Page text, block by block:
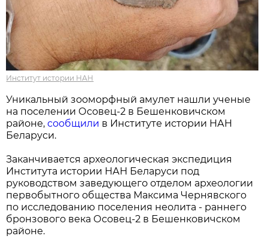
Институт истории НАН
Уникальный зооморфный амулет нашли ученые
на поселении Осовец-2 в Бешенковичском
районе,сообщили в Институте истории НАН
Беларуси.
Заканчивается археологическая экспедиция
Института истории НАН Беларуси под
руководством заведующего отделом археологии
первобытного общества Максима Чернявского
по исследованию поселения неолита - раннего
бронзового века Осовец-2 в Бешенковичском
районе.